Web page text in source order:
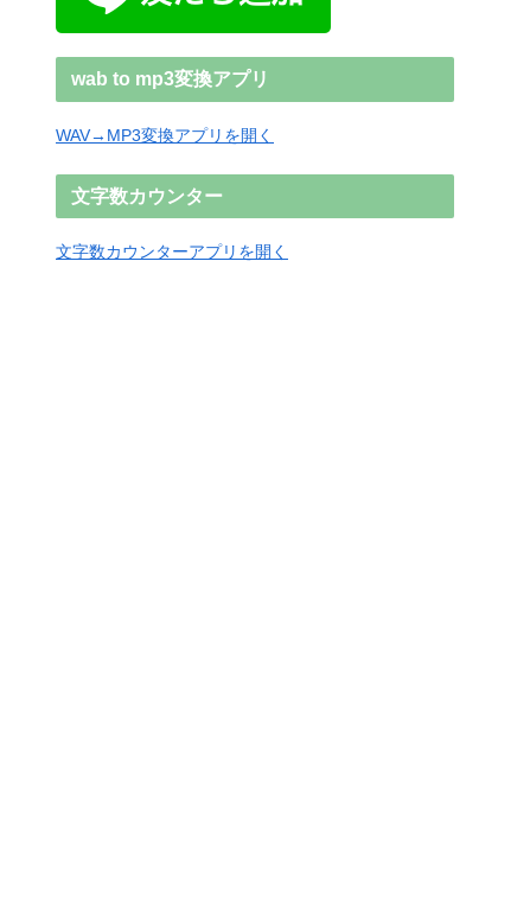
wab to mp3変換アプリ
WAV→MP3変換アプリを開く
文字数カウンター
文字数カウンターアプリを開く